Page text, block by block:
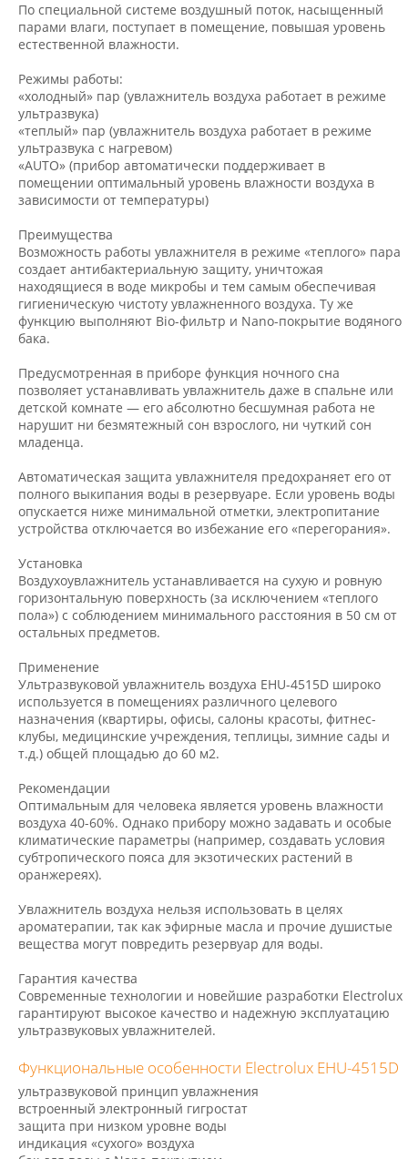
По специальной системе воздушный поток, насыщенный
парами влаги, поступает в помещение, повышая уровень
естественной влажности.
Режимы работы:
«холодный» пар (увлажнитель воздуха работает в режиме
ультразвука)
«теплый» пар (увлажнитель воздуха работает в режиме
ультразвука с нагревом)
«AUTO» (прибор автоматически поддерживает в
помещении оптимальный уровень влажности воздуха в
зависимости от температуры)
Преимущества
Возможность работы увлажнителя в режиме «теплого» пара
создает антибактериальную защиту, уничтожая
находящиеся в воде микробы и тем самым обеспечивая
гигиеническую чистоту увлажненного воздуха. Ту же
функцию выполняют Bio-фильтр и Nano-покрытие водяного
бака.
Предусмотренная в приборе функция ночного сна
позволяет устанавливать увлажнитель даже в спальне или
детской комнате — его абсолютно бесшумная работа не
нарушит ни безмятежный сон взрослого, ни чуткий сон
младенца.
Автоматическая защита увлажнителя предохраняет его от
полного выкипания воды в резервуаре. Если уровень воды
опускается ниже минимальной отметки, электропитание
устройства отключается во избежание его «перегорания».
Установка
Воздухоувлажнитель устанавливается на сухую и ровную
горизонтальную поверхность (за исключением «теплого
пола») с соблюдением минимального расстояния в 50 см от
остальных предметов.
Применение
Ультразвуковой увлажнитель воздуха EHU-4515D широко
используется в помещениях различного целевого
назначения (квартиры, офисы, салоны красоты, фитнес-
клубы, медицинские учреждения, теплицы, зимние сады и
т.д.) общей площадью до 60 м2.
Рекомендации
Оптимальным для человека является уровень влажности
воздуха 40-60%. Однако прибору можно задавать и особые
климатические параметры (например, создавать условия
субтропического пояса для экзотических растений в
оранжереях).
Увлажнитель воздуха нельзя использовать в целях
ароматерапии, так как эфирные масла и прочие душистые
вещества могут повредить резервуар для воды.
Гарантия качества
Современные технологии и новейшие разработки Electrolux
гарантируют высокое качество и надежную эксплуатацию
ультразвуковых увлажнителей.
Функциональные особенности Electrolux EHU-4515D
ультразвуковой принцип увлажнения
встроенный электронный гигростат
защита при низком уровне воды
индикация «сухого» воздуха